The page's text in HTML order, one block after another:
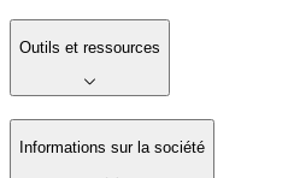
Outils et ressources
Informations sur la société